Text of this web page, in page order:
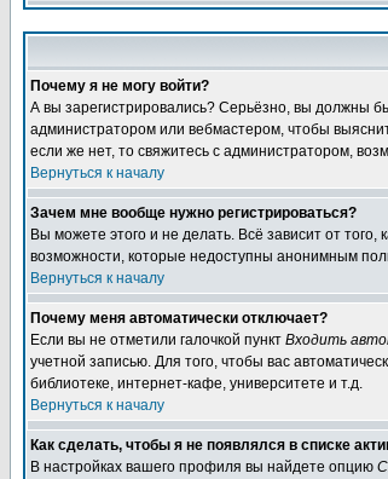
Почему я не могу войти?
А вы зарегистрировались? Серьёзно, вы должны
администратором или вебмастером, чтобы
если же нет, то свяжитесь с администратором,
Вернуться к началу
Зачем мне вообще нужно регистрироваться?
Вы можете этого и не делать. Всё зависит от
возможности, которые недоступны анонимным
Вернуться к началу
Почему меня автоматически отключает?
Если вы не отметили галочкой пункт Входить
учетной записью. Для того, чтобы вас
библиотеке, интернет-кафе, университете и т.д.
Вернуться к началу
Как сделать, чтобы я не появлялся в списке
В настройках вашего профиля вы найдете опцию